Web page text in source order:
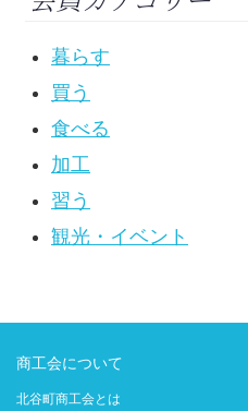
暮らす
買う
食べる
加工
習う
観光・イベント
商工会について
北谷町商工会とは